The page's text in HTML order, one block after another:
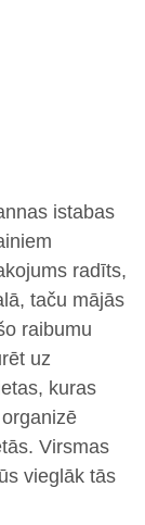
istabas
radīts,
taču mājās
raibumu
uz
kuras
Virsmas
vieglāk tās